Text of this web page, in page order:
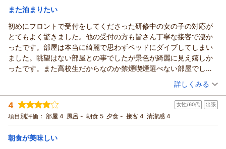
しいです。
【総評】
駅前で利便性が高く、エントランスや製氷機などの設備面は便利
でしたが、お部屋の雰囲気や立地（繁華街）の好みは少し分かれ
る印象です。
宿泊価格帯： 6,001～7,000円(大人一人あたり/税込)
また泊まりたい
初めにフロントで受付をしてくださった研修中の女の子の対応が
とてもよく驚きました。他の受付の方も皆さん丁寧な接客で凄か
ったです。部屋は本当に綺麗で思わずベッドにダイブしてしまい
ました。眺望はない部屋との事でしたが景色が綺麗に見え嬉しか
ったです。また高校生だからなのか禁煙喫煙選べない部屋でした
が禁煙にしてくれてあり本当に感謝しています。朝部屋から出る
時は掃除の方々も挨拶をしてくれて気持ちよく部屋をでることが
できました。今回ご飯はつけていませんが看板やエレベーターの
貼り紙を見て次泊まる時は絶対ご飯もつけようと思いました。ま
た沼津にホテルを取る時は絶対このホテルにしようと思いまし
（投稿日：2026/08/07）
宿泊時期： 2026年08月宿泊 (恋人旅行)
投稿者： みくさん(女性/10代)
宿泊プラン： 〔素泊り〕部屋指定なし ～ベストレート～〔16平米以上確
約〕（眺望なし）
その他 食事なし
宿泊価格帯： 5,001～6,000円(大人一人あたり/税込)
詳しくみる
4 女性/60代 出張
項目別評価： 部屋 4 風呂 - 朝食 5 夕食 - 接客 4 清潔感 4
朝食が美味しい